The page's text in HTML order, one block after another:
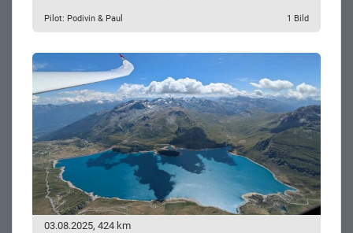
Pilot: Podivin & Paul 1 Bild
03.08.2025, 424 km